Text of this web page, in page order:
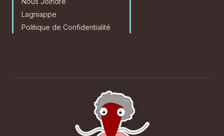
Lagniappe
Politique de Confidentialité